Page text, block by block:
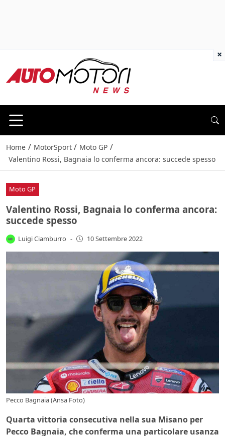
Home / MotorSport / Moto GP /
Valentino Rossi, Bagnaia lo conferma ancora: succede spesso
Moto GP
Valentino Rossi, Bagnaia lo conferma ancora:
succede spesso
Luigi Ciamburro - 10 Settembre 2022
Pecco Bagnaia (Ansa Foto)
Quarta vittoria consecutiva nella sua Misano per
Pecco Bagnaia, che conferma una particolare usanza
×